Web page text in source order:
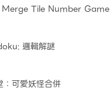
Tile Number Game
邏輯解謎
：可愛妖怪合併